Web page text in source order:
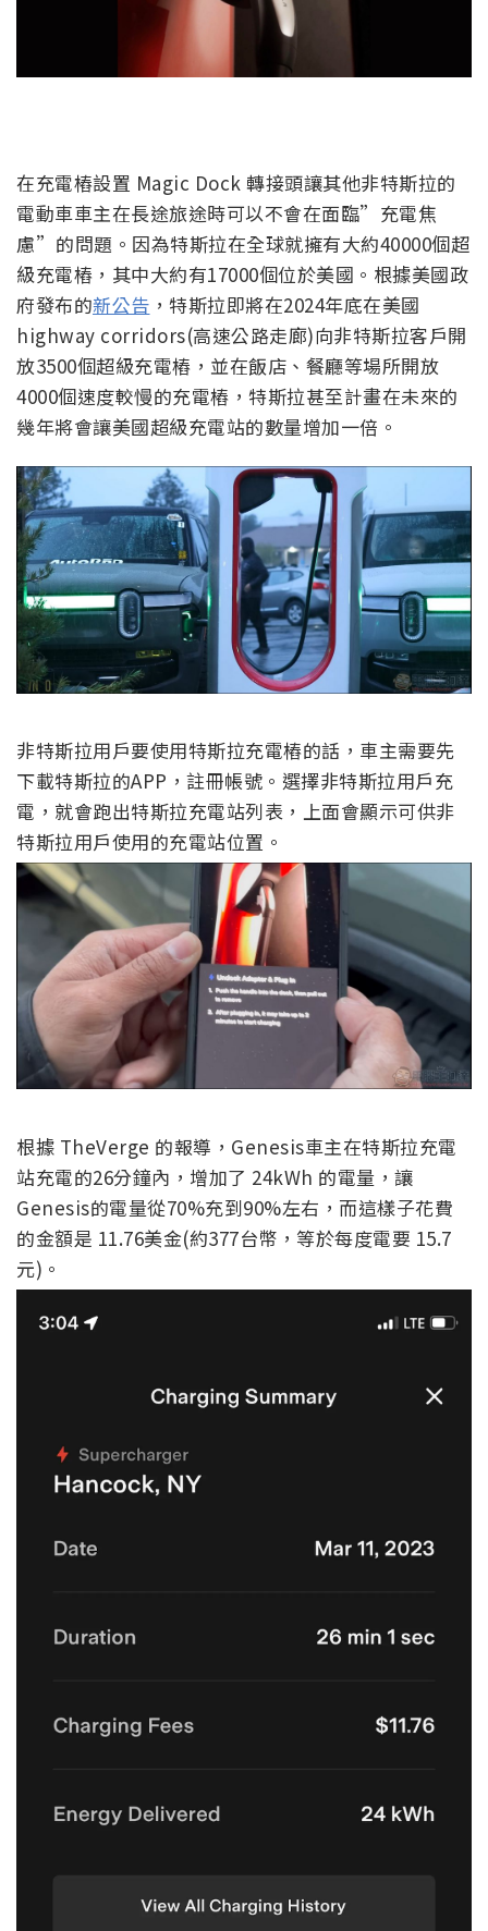
在充電樁設置 Magic Dock 轉接頭讓其他非特斯拉的
電動車車主在長途旅途時可以不會在面臨”充電焦
慮”的問題。因為特斯拉在全球就擁有大約40000個超
級充電樁，其中大約有17000個位於美國。根據美國政
府發布的新公告 ，特斯拉即將在2024年底在美國
highway corridors(高速公路走廊)向非特斯拉客戶開
放3500個超級充電樁，並在飯店、餐廳等場所開放
4000個速度較慢的充電樁，特斯拉甚至計畫在未來的
幾年將會讓美國超級充電站的數量增加一倍。
非特斯拉用戶要使用特斯拉充電樁的話，車主需要先
下載特斯拉的APP，註冊帳號。選擇非特斯拉用戶充
電，就會跑出特斯拉充電站列表，上面會顯示可供非
特斯拉用戶使用的充電站位置。
根據 TheVerge 的報導，Genesis車主在特斯拉充電
站充電的26分鐘內，增加了 24kWh 的電量，讓
Genesis的電量從70%充到90%左右，而這樣子花費
的金額是 11.76美金(約377台幣，等於每度電要 15.7
元)。